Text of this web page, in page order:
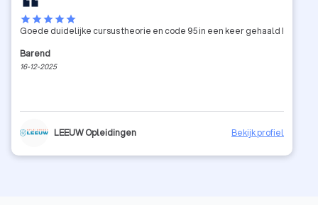
starstarstarstarstar
Goede duidelijke cursus theorie en code 95 in een keer gehaald !
Barend
16-12-2025
LEEUW Opleidingen Bekijk profiel